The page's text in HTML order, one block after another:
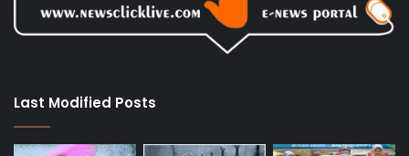
Last Modified Posts